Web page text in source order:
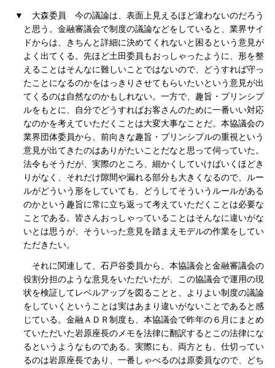
▼ 大森委員
今の議論は、表面上見えるほど違わないのだろう
と思う。金融審議会で制度の議論などをしていると、業界サイ
ドからは、きちんと詳細に決めてくれないと困るという意見が
よく出てくる。先ほど土田委員もおっしゃったように、形を整
えることはそんなに難しいことではないので、どうすれば守っ
たことになるのかをはっきりさせてもらいたいという意見が出
てくるのは自然なのかもしれない。一方で、趣旨・プリンシプ
ルをもとに、自分でどうすればお客さんのために一番いい対応
なのかを考えていただくことは大変大事なことだ。本協議会の
業界団体委員から、前向きな趣旨・プリンシプルの重視という
意見が出てきたのはありがたいことだなと思って伺っていた。
法令もそうだが、実際のところ、細かくしていけばいくほどき
りがなく、それだけ隙間や漏れる部分も大きくなるので、ルー
ルがどういう形をしていても、どうしてそういうルールがある
のかという趣旨に常に立ち返って考えていただくことは必要な
ことである。皆さんおっしゃっていることはそんなに違いがな
いとは思うが、そういった意見を踏まえモデルの作業をしてい
ただきたい。
それに関連して、石戸谷委員から、本協議会と金融審議会の
役割分担のような意見をいただいたが、この協議会で運用の現
状を検証してレベルアップを図ることと、よりよい制度の議論
をしていくということは実はあまり違いがないことであると感
じている。金融ＡＤＲ制度も、本協議会で昨年の６月にまとめ
ていただいた岩原座長のメモを法律に翻訳するとこの法律にな
るというようなものである。実際にも、両方とも、仕切ってい
るのは岩原座長であり、一番しゃべるのは原委員なので、どち